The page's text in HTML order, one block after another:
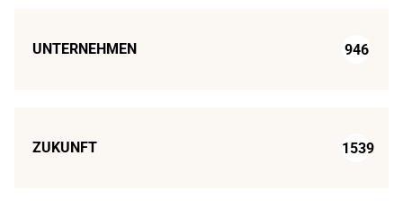
UNTERNEHMEN 946
ZUKUNFT 1539